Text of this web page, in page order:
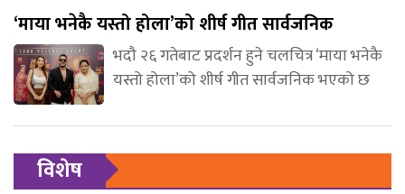
‘माया भनेकै यस्तो होला’को शीर्ष गीत सार्वजनिक
भदौ २६ गतेबाट प्रदर्शन हुने चलचित्र ‘माया भनेकै
यस्तो होला’को शीर्ष गीत सार्वजनिक भएको छ
विशेष